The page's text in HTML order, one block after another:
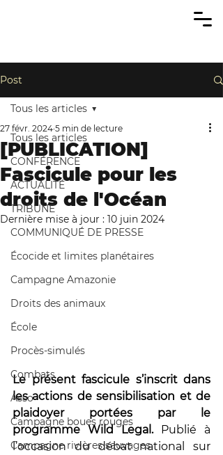
Post
Tous les articles
CONFÉRENCE
ACTUALITÉ
TRIBUNE
COMMUNIQUÉ DE PRESSE
Écocide et limites planétaires
Campagne Amazonie
Droits des animaux
École
Procès-simulés
Combats
Asso
Campagne boues rouges
Campagne rivières sauvages
Tous les articles
[PUBLICATION]
Fascicule pour les
droits de l'Océan
27 févr. 2024 5 min de lecture
Dernière mise à jour : 10 juin 2024
Le présent fascicule s’inscrit dans
les actions de sensibilisation et de
plaidoyer portées par le
programme Wild Legal. Publié à